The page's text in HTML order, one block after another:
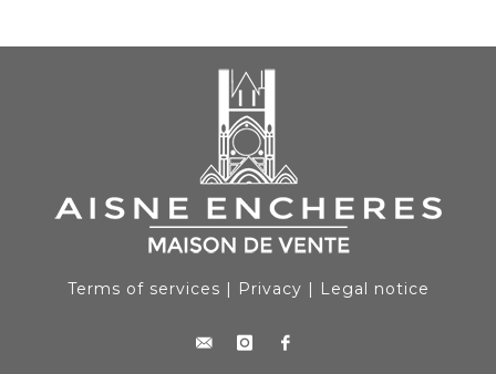
Terms of services Privacy Legal notice